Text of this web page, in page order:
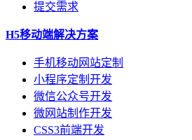
提交需求
H5移动端解决方案
手机移动网站定制
小程序定制开发
微信公众号开发
微网站制作开发
CSS3前端开发